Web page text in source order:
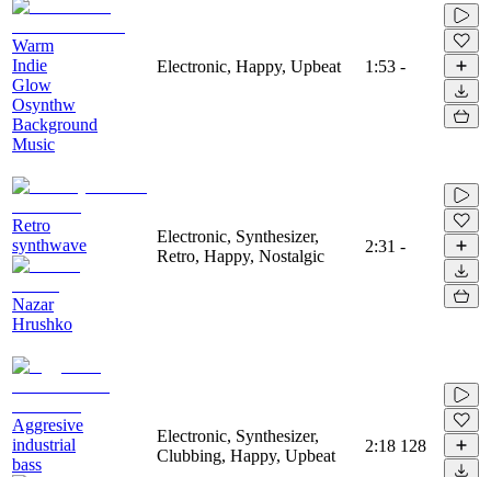
Warm
Indie
Glow
Osynthw
Background
Music
Electronic, Happy, Upbeat 1:53 -
Retro
synthwave
Nazar
Hrushko
Electronic, Synthesizer,
Retro, Happy, Nostalgic
2:31 -
Aggresive
industrial
bass
Electronic, Synthesizer,
Clubbing, Happy, Upbeat
2:18 128